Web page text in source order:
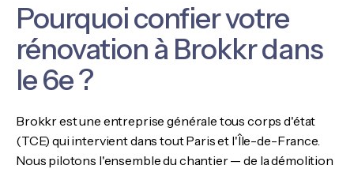
Pourquoi confier votre
rénovation à Brokkr dans
le 6e ?
Brokkr est une entreprise générale tous corps d'état
(TCE) qui intervient dans tout Paris et l'Île-de-France.
Nous pilotons l'ensemble du chantier — de la démolition